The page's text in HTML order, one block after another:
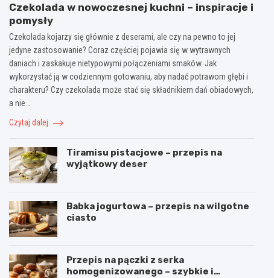
Czekolada w nowoczesnej kuchni – inspiracje i
pomysły
Czekolada kojarzy się głównie z deserami, ale czy na pewno to jej
jedyne zastosowanie? Coraz częściej pojawia się w wytrawnych
daniach i zaskakuje nietypowymi połączeniami smaków. Jak
wykorzystać ją w codziennym gotowaniu, aby nadać potrawom głębi i
charakteru? Czy czekolada może stać się składnikiem dań obiadowych,
a nie…
Czytaj dalej
Tiramisu pistacjowe – przepis na
wyjątkowy deser
Babka jogurtowa – przepis na wilgotne
ciasto
Przepis na pączki z serka
homogenizowanego – szybkie i